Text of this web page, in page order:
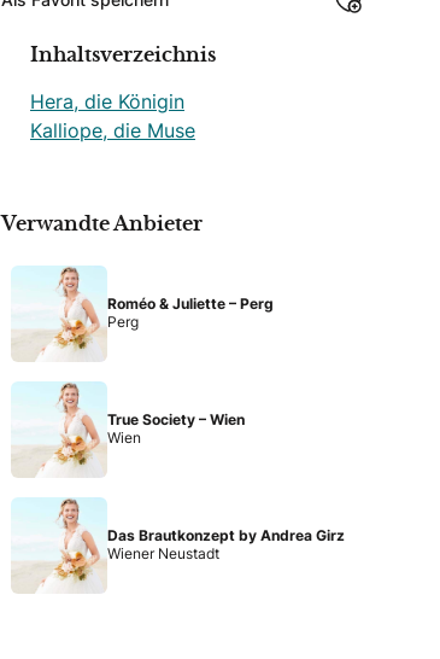
Inhaltsverzeichnis
Hera, die Königin
Kalliope, die Muse
Verwandte Anbieter
Roméo & Juliette – Perg
Perg
True Society – Wien
Wien
Das Brautkonzept by Andrea Girz
Wiener Neustadt